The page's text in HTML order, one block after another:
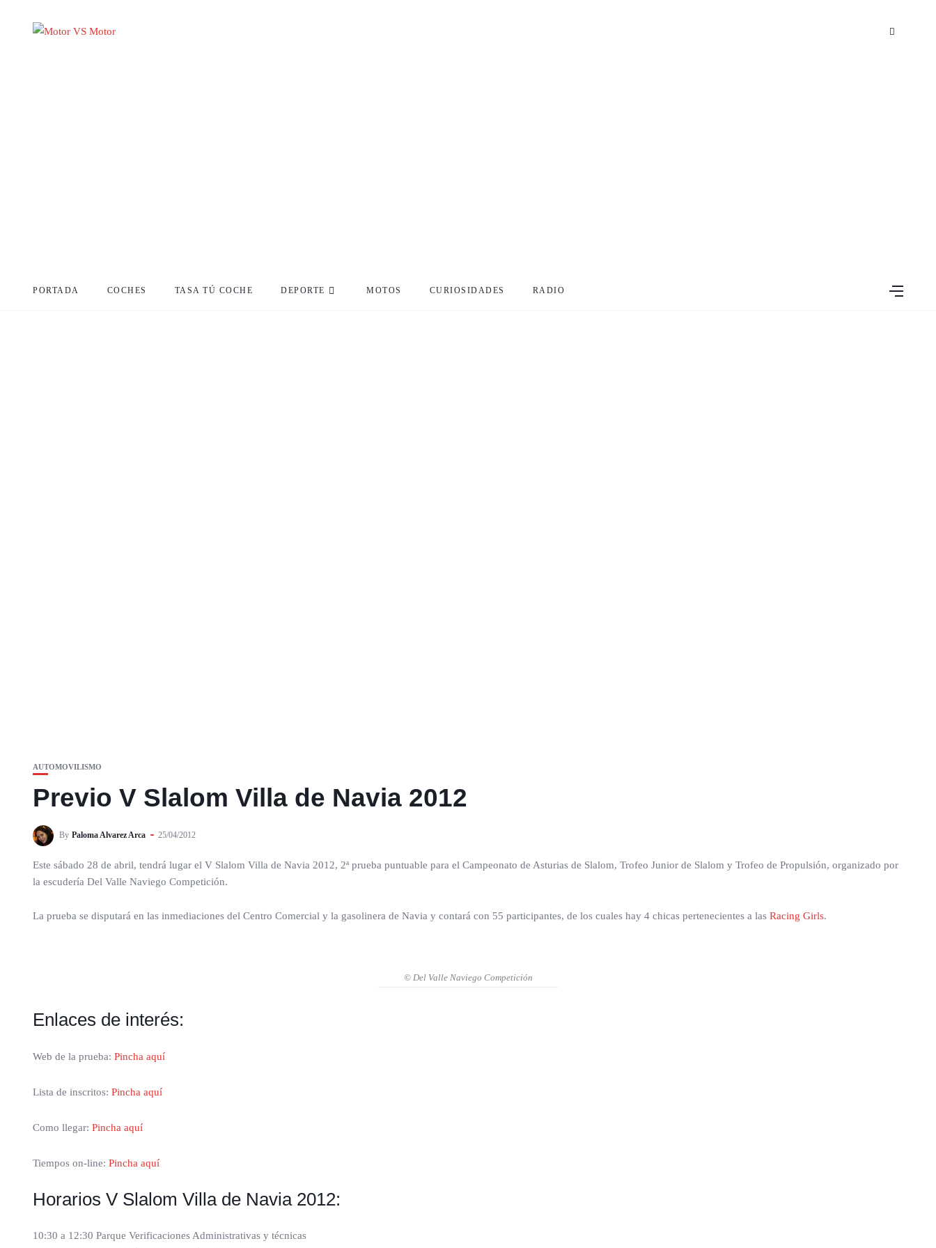
PORTADA COCHES TASA TÚ COCHE DEPORTE MOTOS CURIOSIDADES RADIO
AUTOMOVILISMO
Previo V Slalom Villa de Navia 2012
By Paloma Alvarez Arca 25/04/2012
Este sábado 28 de abril, tendrá lugar el V Slalom Villa de Navia 2012, 2ª prueba puntuable para el Campeonato de Asturias de Slalom, Trofeo Junior de Slalom y Trofeo de Propulsión, organizado por
la escudería Del Valle Naviego Competición.
La prueba se disputará en las inmediaciones del Centro Comercial y la gasolinera de Navia y contará con 55 participantes, de los cuales hay 4 chicas pertenecientes a las Racing Girls.
© Del Valle Naviego Competición
Enlaces de interés:
Web de la prueba: Pincha aquí
Lista de inscritos: Pincha aquí
Como llegar: Pincha aquí
Tiempos on-line: Pincha aquí
Horarios V Slalom Villa de Navia 2012:
10:30 a 12:30 Parque Verificaciones Administrativas y técnicas